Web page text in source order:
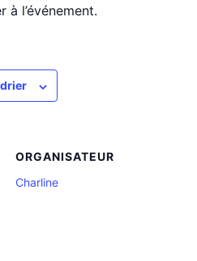
l’événement.
ORGANISATEUR
Charline